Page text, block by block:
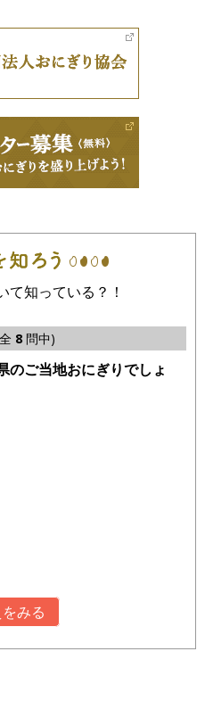
て知っている？！
8問中)
のご当地おにぎりでしょ
みる